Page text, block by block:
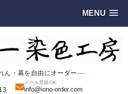
MENU
ん・幕を自由にオーダー
メール見積OK
info@iono-order.com